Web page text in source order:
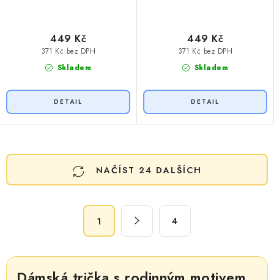
Skladem
371 Kč bez DPH
449 Kč
Skladem
371 Kč bez DPH
449 Kč
O
v
c
NAČÍST 24 DALŠÍCH
á
n
1 4